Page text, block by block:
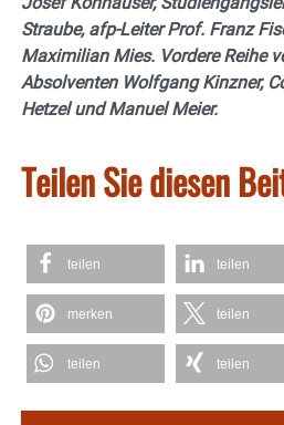
Straube, afp-Leiter Prof. Franz
Maximilian Mies. Vordere Reihe
Absolventen Wolfgang Kinzner,
Hetzel und Manuel Meier.
Teilen Sie diesen
teilen teilen
merken teilen
teilen teilen